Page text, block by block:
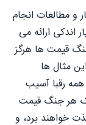
و مطالعات انجام
اندکی ارائه می
قیمت ها هرگز
مثال ها
رقبا آسیب
هر جنگ قیمت
خواهند برد، و